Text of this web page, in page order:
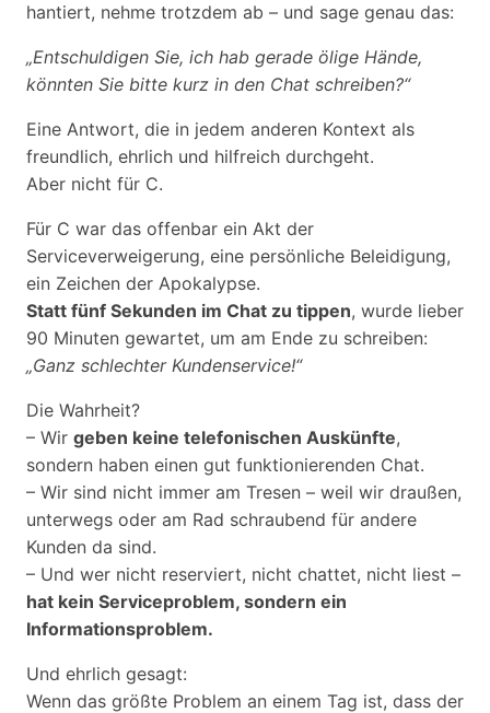
hantiert, nehme trotzdem ab – und sage genau das:
„Entschuldigen Sie, ich hab gerade ölige Hände,
könnten Sie bitte kurz in den Chat schreiben?“
Eine Antwort, die in jedem anderen Kontext als
freundlich, ehrlich und hilfreich durchgeht.
Aber nicht für C.
Für C war das offenbar ein Akt der
Serviceverweigerung, eine persönliche Beleidigung,
ein Zeichen der Apokalypse.
Statt fünf Sekunden im Chat zu tippen, wurde lieber
90 Minuten gewartet, um am Ende zu schreiben:
„Ganz schlechter Kundenservice!“
Die Wahrheit?
– Wir geben keine telefonischen Auskünfte,
sondern haben einen gut funktionierenden Chat.
– Wir sind nicht immer am Tresen – weil wir draußen,
unterwegs oder am Rad schraubend für andere
Kunden da sind.
– Und wer nicht reserviert, nicht chattet, nicht liest –
hat kein Serviceproblem, sondern ein
Informationsproblem.
Und ehrlich gesagt:
Wenn das größte Problem an einem Tag ist, dass der